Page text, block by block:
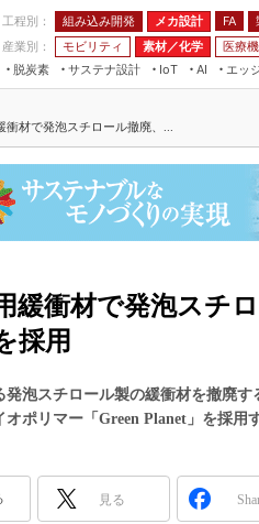
工程別： 組み込み開発 メカ設計 FA
産業別：
モビリティ 素材／化学 医療
脱炭素
サステナ設計
IoT
ビス
AI
備保全
AI
エッ
JIMTOF
組込み/エッジ コンピュ
展＆IoT/5Gソリューシ
IIFES
国際ロボット展
TECHNO-FRONTIER
EdgeTech+
AUTOMOTIVE WORLD
産業オープンネット展
5G
フィールドサ
組み込み画像
車載ソフト開
3Dプリンタ
製造
モビ
材で発泡スチロール撤廃、...
緩衝材で発泡スチ
採用
泡スチロール製の緩衝材を撤廃す
ポリマー「Green Planet」を採用す
見る